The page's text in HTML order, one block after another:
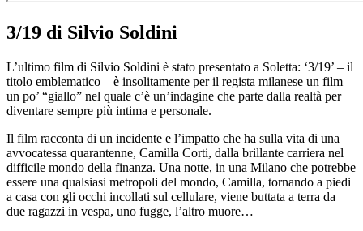
3/19 di Silvio Soldini
L’ultimo film di Silvio Soldini è stato presentato a Soletta: ‘3/19’ – il
titolo emblematico – è insolitamente per il regista milanese un film
un po’ “giallo” nel quale c’è un’indagine che parte dalla realtà per
diventare sempre più intima e personale.
Il film racconta di un incidente e l’impatto che ha sulla vita di una
avvocatessa quarantenne, Camilla Corti, dalla brillante carriera nel
difficile mondo della finanza. Una notte, in una Milano che potrebbe
essere una qualsiasi metropoli del mondo, Camilla, tornando a piedi
a casa con gli occhi incollati sul cellulare, viene buttata a terra da
due ragazzi in vespa, uno fugge, l’altro muore…